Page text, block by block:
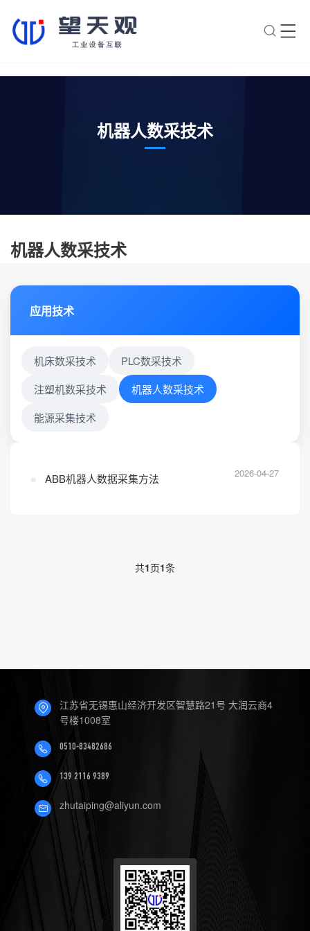
机器人数采技术
机器人数采技术
应用技术
机床数采技术
PLC数采技术
注塑机数采技术
机器人数采技术
能源采集技术
ABB机器人数据采集方法 2026-04-27
共1页1条
江苏省无锡惠山经济开发区智慧路21号 大润云商4
号楼1008室
0510-83482686
139 2116 9389
zhutaiping@aliyun.com
AI智能助手 转人工 ×
您好，我是望天观智能助手，很高兴为
2.望天观网关支持哪些组网方
案？